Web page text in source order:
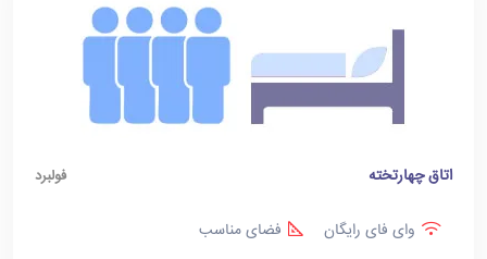
اتاق چهارتخته فولبرد
وای فای رایگان
فضای مناسب